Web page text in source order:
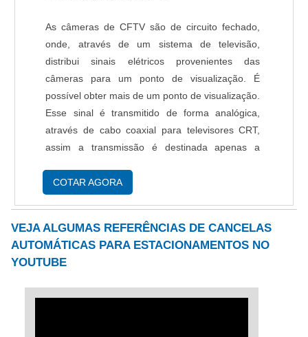
As câmeras de CFTV são de circuito fechado,
onde, através de um sistema de televisão,
distribui sinais elétricos provenientes das
câmeras para um ponto de visualização. É
possível obter mais de um ponto de visualização.
Esse sinal é transmitido de forma analógica,
através de cabo coaxial para televisores CRT,
assim a transmissão é destinada apenas a
pessoa, por isso o circuito fechado. Variedades
COTAR AGORA
VEJA ALGUMAS REFERÊNCIAS DE CANCELAS
AUTOMÁTICAS PARA ESTACIONAMENTOS NO
YOUTUBE